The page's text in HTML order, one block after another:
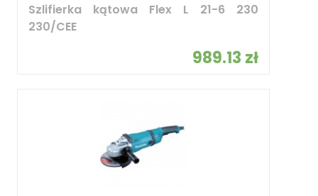
Szlifierka kątowa Flex L 21-6 230
230/CEE
989.13 zł